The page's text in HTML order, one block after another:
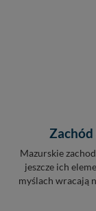
Zachód
Mazurskie
jeszcze ich
myślach wracają